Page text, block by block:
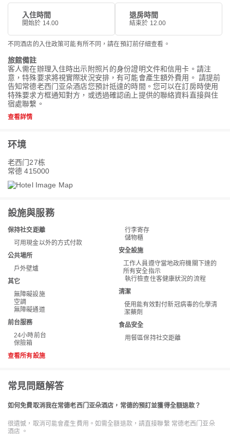
入住時間
開始於 14.00
退房時間
結束於 12.00
不同酒店的入住政策可能有所不同，請在預訂前仔細查看。
旅館備註
客人需在辦理入住時出示附照片的身份證明文件和信用卡。請注
意，特殊要求將視實際狀況安排，有可能會產生額外費用。 請提前
告知常德老西门亚朵酒店您預計抵達的時間。您可以在訂房時使用
特殊要求方框通知對方，或透過確認函上提供的聯絡資料直接與住
宿處聯繫。
查看詳情
环境
老西门27栋
常德 415000
設施與服務
保持社交距離
可用現金以外的方式付款
公共場所
戶外壁爐
其它
無障礙設施
空調
無障礙通道
前台服務
24小時前台
保險箱
行李寄存
儲物櫃
安全設施
工作人員遵守當地政府機關下達的
所有安全指示
執行檢查住客健康狀況的流程
清潔
使用能有效對付新冠病毒的化學清
潔藥劑
食品安全
用餐區保持社交距離
查看所有設施
常見問題解答
如何免費取消我在常德老西门亚朵酒店，常德的預訂並獲得全額退款？
很遺憾，取消可能會產生費用。如需全額退款，請直接聯繫 常德老西门亚朵
酒店 。